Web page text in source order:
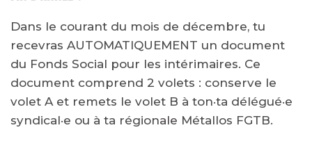
Dans le courant du mois de décembre, tu
recevras AUTOMATIQUEMENT un document
du Fonds Social pour les intérimaires. Ce
document comprend 2 volets : conserve le
volet A et remets le volet B à ton·ta délégué·e
syndical·e ou à ta régionale Métallos FGTB.